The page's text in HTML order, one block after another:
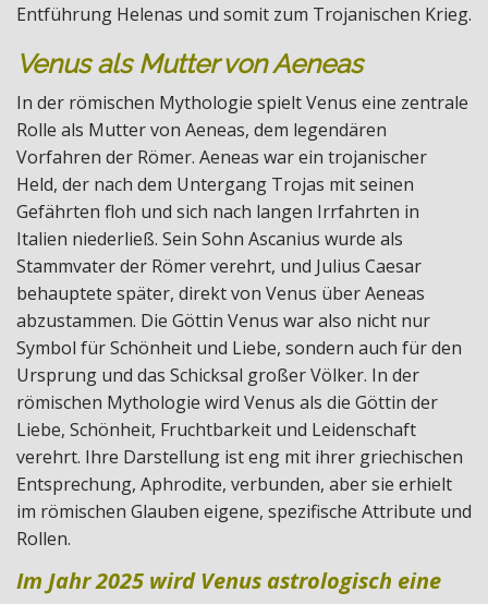
Entführung Helenas und somit zum Trojanischen Krieg.
Venus als Mutter von Aeneas
In der römischen Mythologie spielt Venus eine zentrale
Rolle als Mutter von Aeneas, dem legendären
Vorfahren der Römer. Aeneas war ein trojanischer
Held, der nach dem Untergang Trojas mit seinen
Gefährten floh und sich nach langen Irrfahrten in
Italien niederließ. Sein Sohn Ascanius wurde als
Stammvater der Römer verehrt, und Julius Caesar
behauptete später, direkt von Venus über Aeneas
abzustammen. Die Göttin Venus war also nicht nur
Symbol für Schönheit und Liebe, sondern auch für den
Ursprung und das Schicksal großer Völker. In der
römischen Mythologie wird Venus als die Göttin der
Liebe, Schönheit, Fruchtbarkeit und Leidenschaft
verehrt. Ihre Darstellung ist eng mit ihrer griechischen
Entsprechung, Aphrodite, verbunden, aber sie erhielt
im römischen Glauben eigene, spezifische Attribute und
Rollen.
Im Jahr 2025 wird Venus astrologisch eine